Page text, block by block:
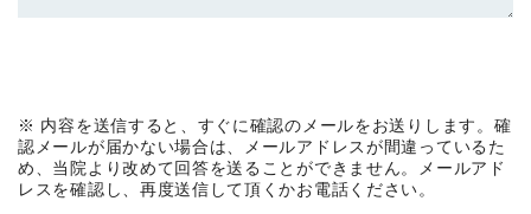
※ 内容を送信すると、すぐに確認のメールをお送りします。確
認メールが届かない場合は、メールアドレスが間違っているた
め、当院より改めて回答を送ることができません。メールアド
レスを確認し、再度送信して頂くかお電話ください。